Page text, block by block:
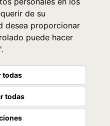
de su
desea proporcionar
puede hacer
todas
todas